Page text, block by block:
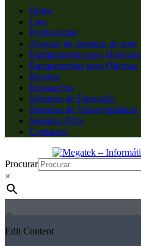
Home
Loja
Profissionais
Aluguer de sistemas de som
Equipamentos para Hotelaria
Equipamentos para Oficinas
Renting
Reparações
Sistemas de Faturação
Sistemas de Videovigilância
Sistemas POS
Contactos
Procurar
×
Edit Content